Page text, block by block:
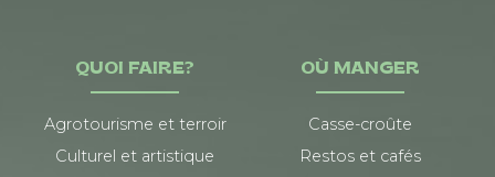
QUOI FAIRE?
Agrotourisme et terroir
Culturel et artistique
OÙ MANGER
Casse-croûte
Restos et cafés